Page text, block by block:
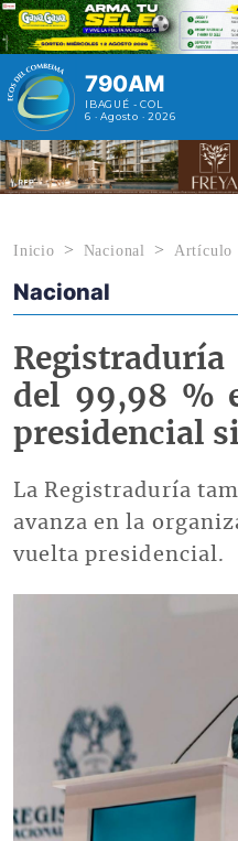
Pasar al contenido principal
790AM
IBAGUÉ - COL
6 · Agosto · 2026
Inicio Nacional Artículo
Econoticias y Eventos
Nacional
del 99,98 %
presidencial
La Registraduría
avanza en la
vuelta presidencial.